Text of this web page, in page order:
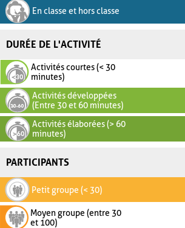
En classe et hors classe
DURÉE DE L'ACTIVITÉ
Activités courtes (< 30
minutes)
Activités développées
(Entre 30 et 60 minutes)
Activités élaborées (> 60
minutes)
PARTICIPANTS
Petit groupe (< 30)
Moyen groupe (entre 30
et 100)